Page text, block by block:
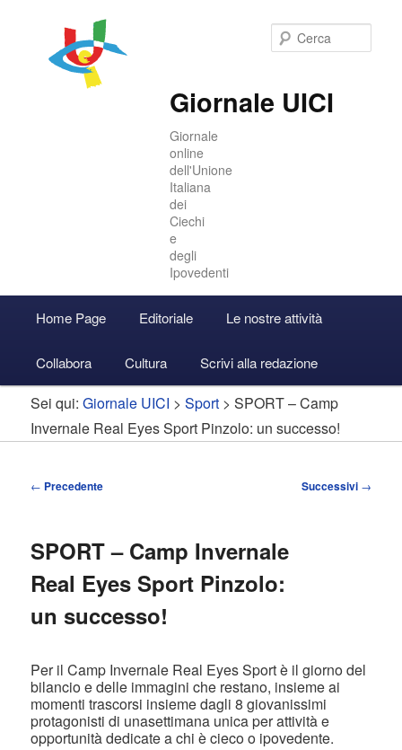
Giornale UICI
Giornale
online
dell'Unione
Italiana
dei
Ciechi
e
degli
Ipovedenti
principale
Vai
al
contenuto
Vai
al
contenuto
Accedi
Home Page Editoriale Le nostre attività
Collabora Cultura Scrivi alla redazione
Sei qui:Giornale UICI >Sport > SPORT – Camp
Invernale Real Eyes Sport Pinzolo: un successo!
Navigazione
← Precedente Successivi →
SPORT – Camp Invernale
Real Eyes Sport Pinzolo:
un successo!
Per il Camp Invernale Real Eyes Sport è il giorno del
bilancio e delle immagini che restano, insieme ai
momenti trascorsi insieme dagli 8 giovanissimi
protagonisti di unasettimana unica per attività e
opportunità dedicate a chi è cieco o ipovedente.